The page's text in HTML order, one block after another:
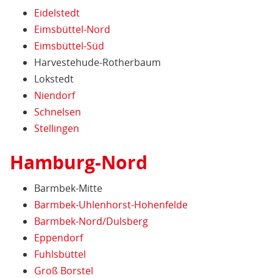
Eidelstedt
Eimsbüttel-Nord
Eimsbüttel-Süd
Harvestehude-Rotherbaum
Lokstedt
Niendorf
Schnelsen
Stellingen
Hamburg-Nord
Barmbek-Mitte
Barmbek-Uhlenhorst-Hohenfelde
Barmbek-Nord/Dulsberg
Eppendorf
Fuhlsbüttel
Groß Borstel